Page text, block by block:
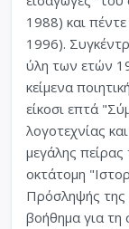
1988) και
1996).
ύλη των ετών
κείμενα
είκοσι επτά
λογοτεχνίας
μεγάλης πείρας
οκτάτομη
Πρόσληψής της
βοήθημα για